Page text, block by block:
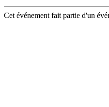
Cet événement fait partie d'un